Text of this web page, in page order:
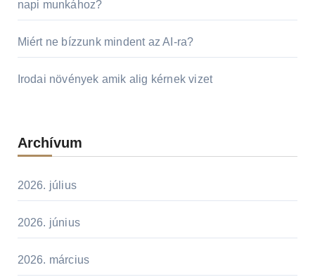
napi munkához?
Miért ne bízzunk mindent az AI-ra?
Irodai növények amik alig kérnek vizet
Archívum
2026. július
2026. június
2026. március